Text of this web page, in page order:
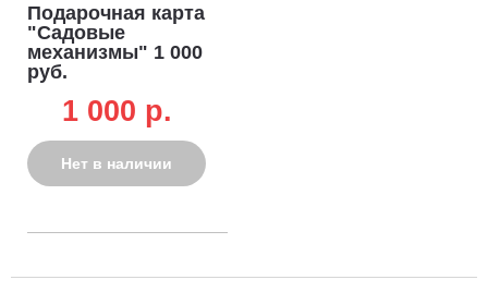
Подарочная карта
"Садовые
механизмы" 1 000
руб.
1 000 p.
Нет в наличии